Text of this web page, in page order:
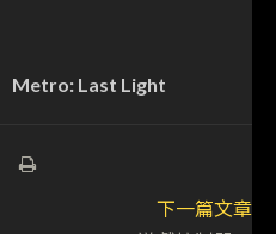
Metro: Last Light
下一篇文章